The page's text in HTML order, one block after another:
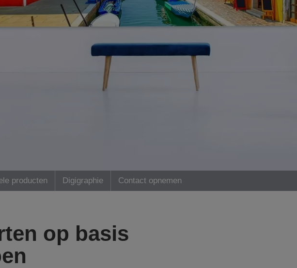
producten Digigraphie Contact opnemen
op basis